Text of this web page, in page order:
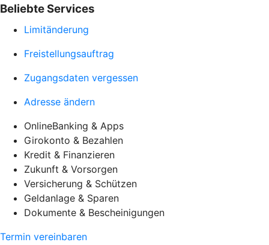
Beliebte Services
Limitänderung
Freistellungsauftrag
Zugangsdaten vergessen
Adresse ändern
OnlineBanking & Apps
Girokonto & Bezahlen
Kredit & Finanzieren
Zukunft & Vorsorgen
Versicherung & Schützen
Geldanlage & Sparen
Dokumente & Bescheinigungen
Termin vereinbaren